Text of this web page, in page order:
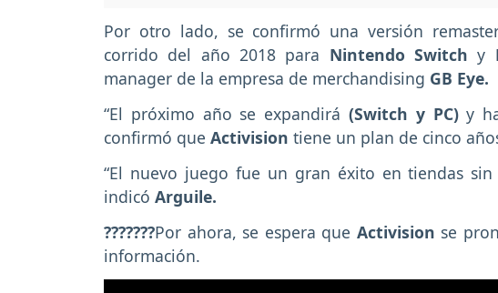
Por otro lado, se confirmó una versión
corrido del año 2018 para Nintendo Switch y
manager de la empresa de merchandising GB Eye.
“El próximo año se expandirá (Switch y PC)y
confirmó que Activision tiene un plan de cinco
“El nuevo juego fue un gran éxito en tiendas
indicó Arguile.
???????Por ahora, se espera que Activision se
información.